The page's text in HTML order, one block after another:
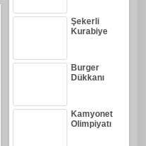
Şekerli
Kurabiye
Burger
Dükkanı
Kamyonet
Olimpiyatı